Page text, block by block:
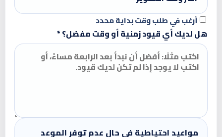
أرغب في طلب وقت بداية محدد
هل لديك أي قيود زمنية أو وقت مفضل؟ *
مواعيد احتياطية في حال عدم توفر الموعد